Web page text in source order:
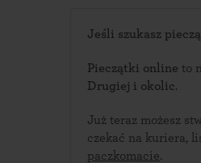
Jeśli szukasz
Pieczątki online to
Drugiej i okolic.
Już teraz możesz
czekać na
paczkomacie.